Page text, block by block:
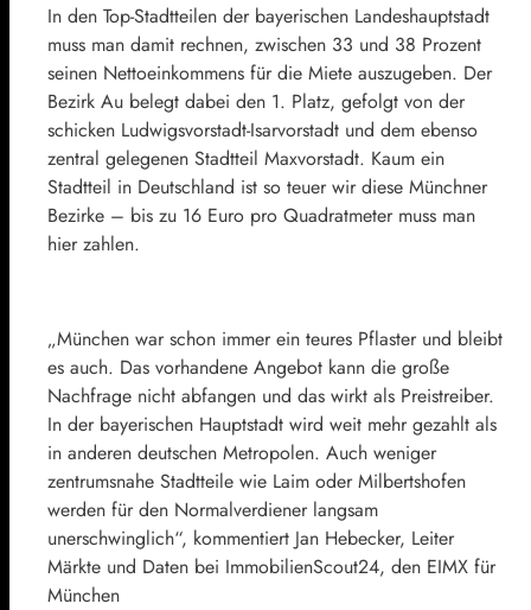
In den Top-Stadtteilen der bayerischen Landeshauptstadt
muss man damit rechnen, zwischen 33 und 38 Prozent
seinen Nettoeinkommens für die Miete auszugeben. Der
Bezirk Au belegt dabei den 1. Platz, gefolgt von der
schicken Ludwigsvorstadt-Isarvorstadt und dem ebenso
zentral gelegenen Stadtteil Maxvorstadt. Kaum ein
Stadtteil in Deutschland ist so teuer wir diese Münchner
Bezirke – bis zu 16 Euro pro Quadratmeter muss man
hier zahlen.
„München war schon immer ein teures Pflaster und bleibt
es auch. Das vorhandene Angebot kann die große
Nachfrage nicht abfangen und das wirkt als Preistreiber.
In der bayerischen Hauptstadt wird weit mehr gezahlt als
in anderen deutschen Metropolen. Auch weniger
zentrumsnahe Stadtteile wie Laim oder Milbertshofen
werden für den Normalverdiener langsam
unerschwinglich“, kommentiert Jan Hebecker, Leiter
Märkte und Daten bei ImmobilienScout24, den EIMX für
München